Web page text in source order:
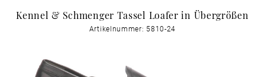
Kennel & Schmenger Tassel Loafer in Übergrößen
Artikelnummer: 5810-24